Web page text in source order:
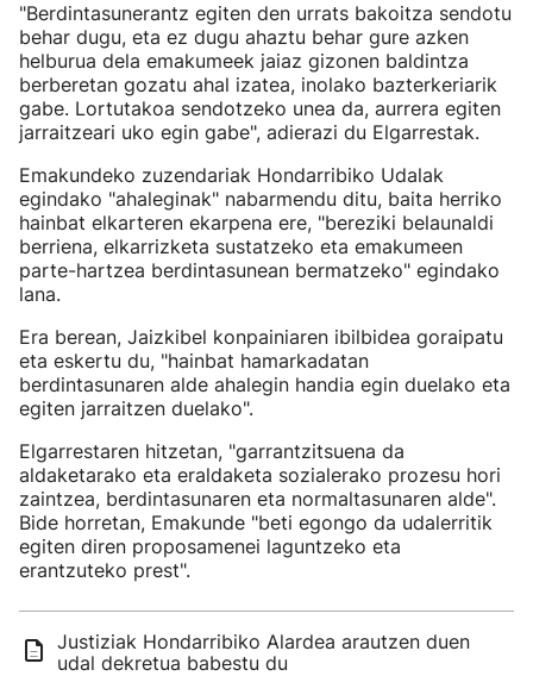
"Berdintasunerantz egiten den urrats bakoitza sendotu
behar dugu, eta ez dugu ahaztu behar gure azken
helburua dela emakumeek jaiaz gizonen baldintza
berberetan gozatu ahal izatea, inolako bazterkeriarik
gabe. Lortutakoa sendotzeko unea da, aurrera egiten
jarraitzeari uko egin gabe", adierazi du Elgarrestak.
Emakundeko zuzendariak Hondarribiko Udalak
egindako "ahaleginak" nabarmendu ditu, baita herriko
hainbat elkarteren ekarpena ere, "bereziki belaunaldi
berriena, elkarrizketa sustatzeko eta emakumeen
parte-hartzea berdintasunean bermatzeko" egindako
lana.
Era berean, Jaizkibel konpainiaren ibilbidea goraipatu
eta eskertu du, "hainbat hamarkadatan
berdintasunaren alde ahalegin handia egin duelako eta
egiten jarraitzen duelako".
Elgarrestaren hitzetan, "garrantzitsuena da
aldaketarako eta eraldaketa sozialerako prozesu hori
zaintzea, berdintasunaren eta normaltasunaren alde".
Bide horretan, Emakunde "beti egongo da udalerritik
egiten diren proposamenei laguntzeko eta
erantzuteko prest".
Justiziak Hondarribiko Alardea arautzen duen
udal dekretua babestu du